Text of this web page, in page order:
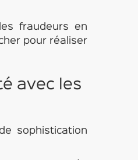
fraudeurs en
pour réaliser
avec les
sophistication